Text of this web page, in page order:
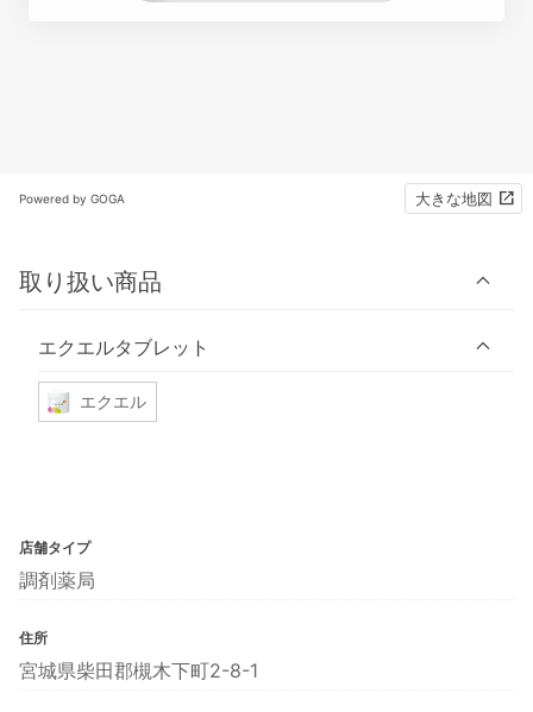
Powered by GOGA 大きな地図
取り扱い商品
エクエルタブレット
エクエル
店舗タイプ
調剤薬局
住所
宮城県柴田郡槻木下町2-8-1